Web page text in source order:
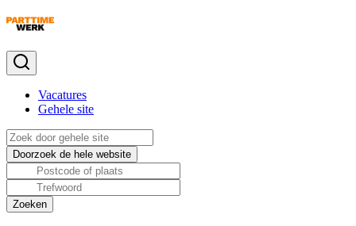
Vacatures
Gehele site